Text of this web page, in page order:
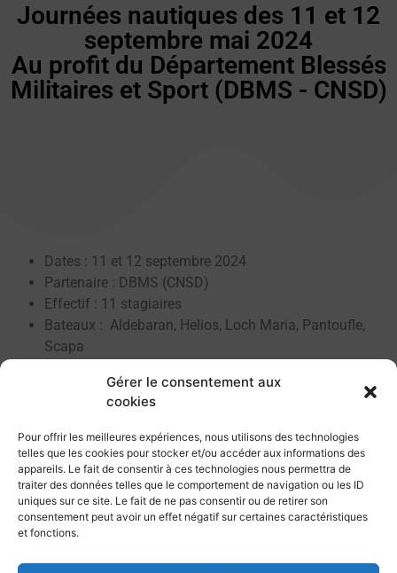
Gérer le consentement aux
cookies
Pour offrir les meilleures expériences, nous utilisons des technologies
telles que les cookies pour stocker et/ou accéder aux informations des
appareils. Le fait de consentir à ces technologies nous permettra de
traiter des données telles que le comportement de navigation ou les ID
uniques sur ce site. Le fait de ne pas consentir ou de retirer son
consentement peut avoir un effet négatif sur certaines caractéristiques
et fonctions.
Journées nautiques des 11 et 12
septembre mai 2024
Au profit du Département Blessés
Militaires et Sport (DBMS - CNSD)
Dates : 11 et 12 septembre 2024
Partenaire : DBMS (CNSD)
Effectif : 11 stagiaires
Bateaux : Aldebaran, Helios, Loch Maria, Pantoufle,
Scapa
commence à se creuser dans les parages de
Carqueiranne. Manoeuvres de réduction de voilure.
Compte tenu de la météo (annonce de F8-9 pour jeudi),
la sortie à Porquerolles a été annulée. Navigation entre
Toulon, le Cap Cepet et Carqueiranne le mercredi.
Programme alternatif : visite culturelle au Musée de la
Marine, activités sportives terrestres…